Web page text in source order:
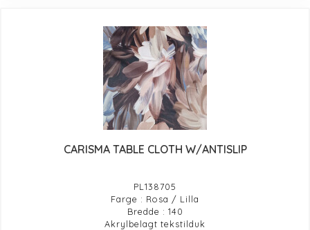
CARISMA TABLE CLOTH W/ANTISLIP
PL138705
Farge : Rosa / Lilla
Bredde : 140
Akrylbelagt tekstilduk